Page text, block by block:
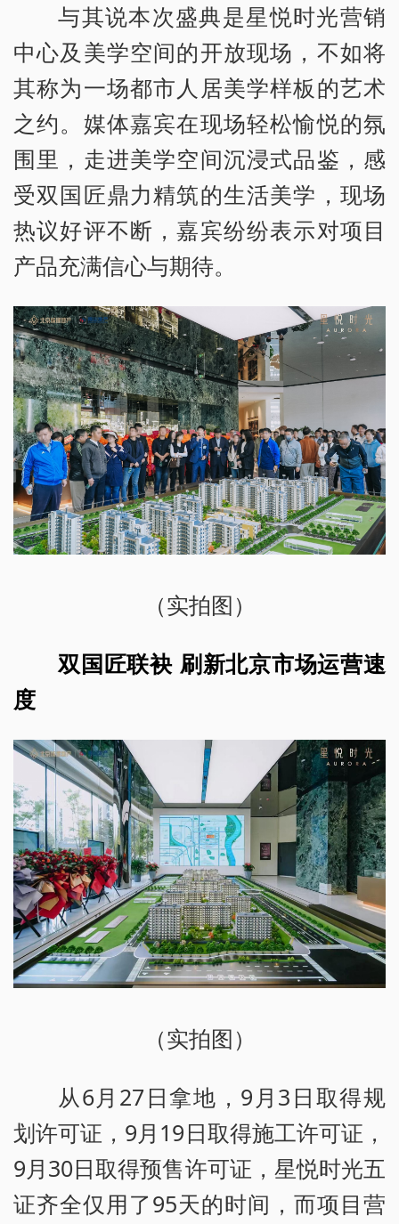
与其说本次盛典是星悦时光营销
中心及美学空间的开放现场，不如将
其称为一场都市人居美学样板的艺术
之约。媒体嘉宾在现场轻松愉悦的氛
围里，走进美学空间沉浸式品鉴，感
受双国匠鼎力精筑的生活美学，现场
热议好评不断，嘉宾纷纷表示对项目
产品充满信心与期待。
（实拍图）
双国匠联袂 刷新北京市场运营速
度
（实拍图）
从6月27日拿地，9月3日取得规
划许可证，9月19日取得施工许可证，
9月30日取得预售许可证，星悦时光五
证齐全仅用了95天的时间，而项目营